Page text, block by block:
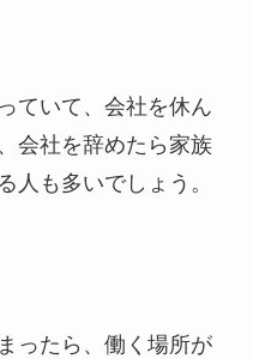
ていて、会社を休ん
会社を辞めたら家族
人も多いでしょう。
ったら、働く場所が